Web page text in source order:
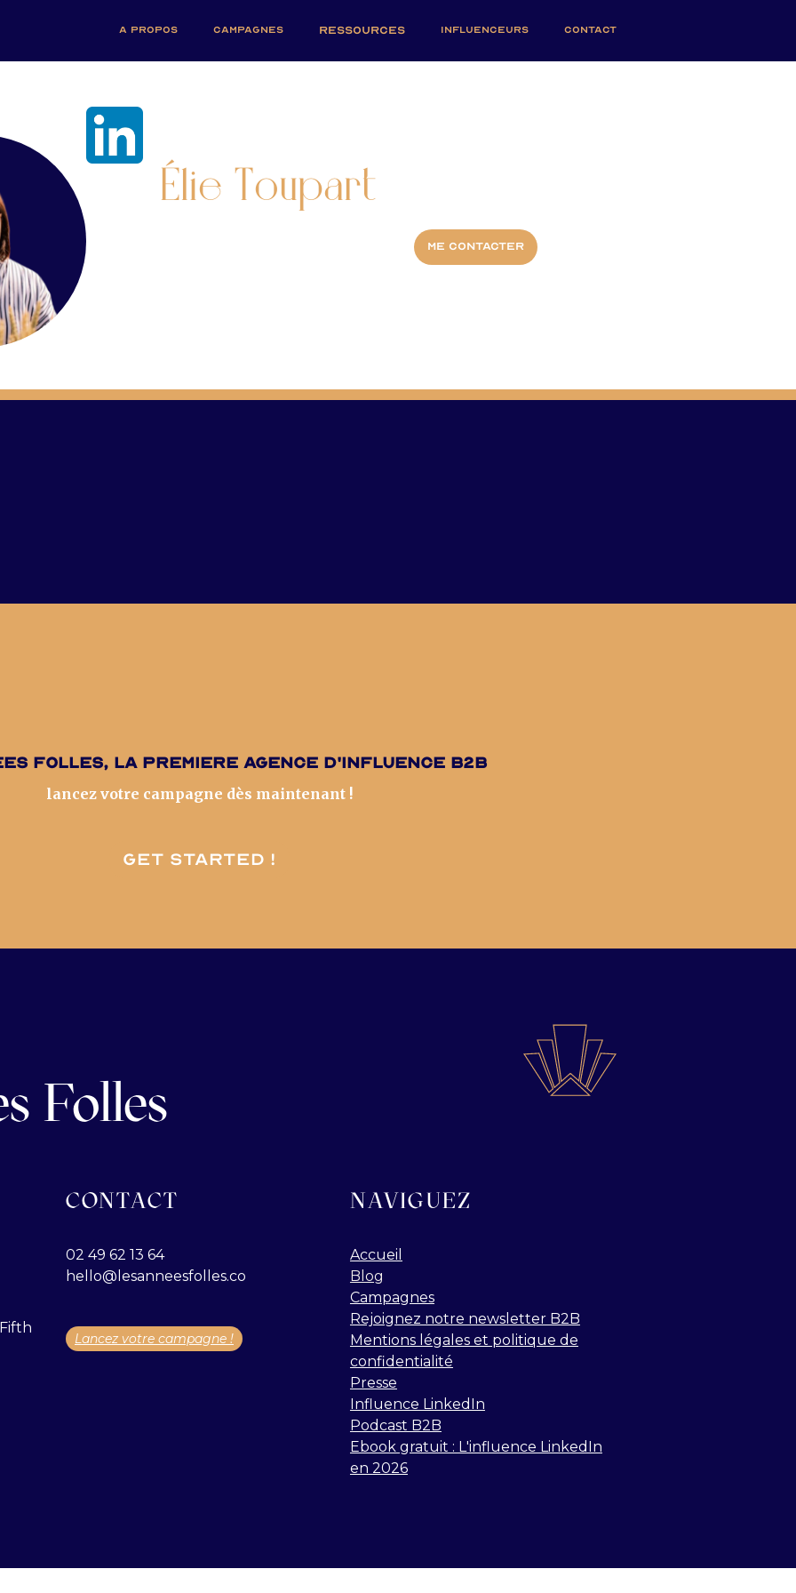
A PROPOS CAMPAGNES RESSOURCES INFLUENCEURS CONTACT
Élie Toupart
Me contacter
folles, la premiere agence d'influence B2B
lancez votre campagne dès maintenant !
Get started !
Folles
CONTACT
02 49 62 13 64
hello@lesanneesfolles.co
Lancez votre campagne !
NAVIGUEZ
Accueil
Blog
Campagnes
Rejoignez notre newsletter B2B
Mentions légales et politique de
confidentialité
Presse
Influence LinkedIn
Podcast B2B
Ebook gratuit : L'influence LinkedIn
en 2026